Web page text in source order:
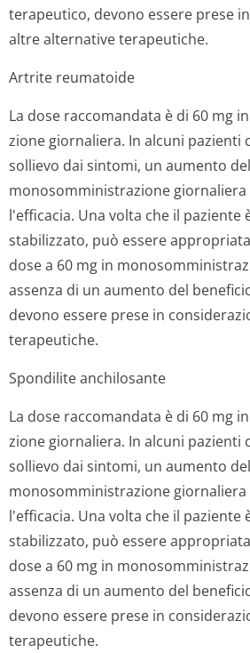
terapeutico, devono essere prese
altre alternative terapeutiche.
Artrite reumatoide
La dose raccomandata è di 60 mg
zione giornaliera. In alcuni pazienti
sollievo dai sintomi, un aumento
monosomministra­zione
l'efficacia. Una volta che il paziente
stabilizzato, può essere
dose a 60 mg in
assenza di un aumento del
devono essere prese in
terapeutiche.
Spondilite anchilosante
La dose raccomandata è di 60 mg
zione giornaliera. In alcuni pazienti
sollievo dai sintomi, un aumento
monosomministra­zione
l'efficacia. Una volta che il paziente
stabilizzato, può essere
dose a 60 mg in
assenza di un aumento del
devono essere prese in
terapeutiche.